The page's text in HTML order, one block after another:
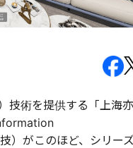
技術を提供する「上海亦
）がこのほど、シリー